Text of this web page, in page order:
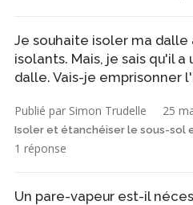
Je souhaite isoler ma dalle
isolants. Mais, je sais qu'il
dalle. Vais-je emprisonner
Publié par Simon Trudelle 25
Isoler et étanchéiser le sous-sol
1 réponse
Un pare-vapeur est-il